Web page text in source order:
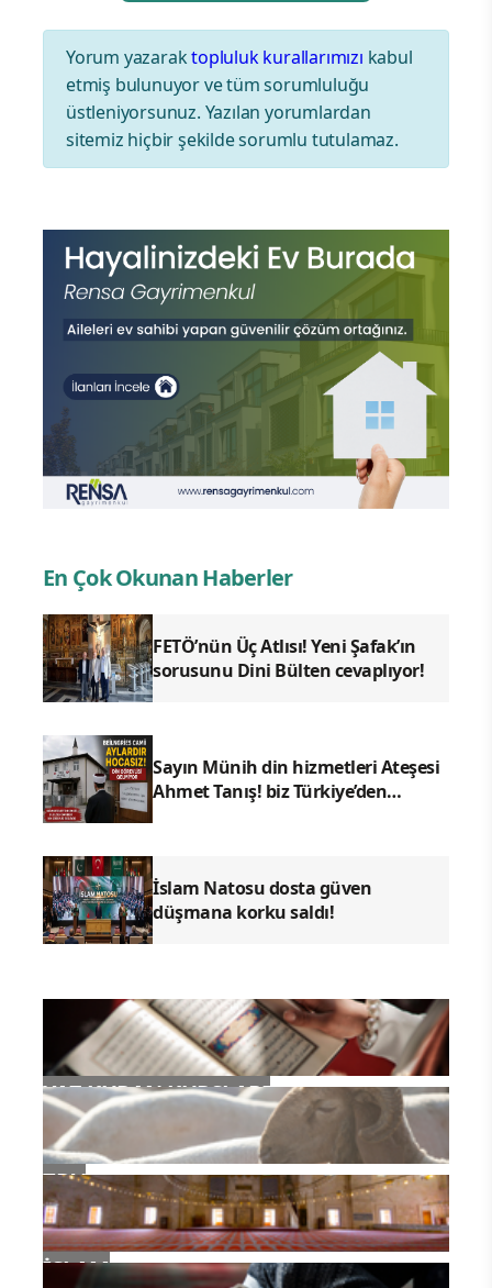
Yorum yazaraktopluluk kurallarımızı kabul
etmiş bulunuyor ve tüm sorumluluğu
üstleniyorsunuz. Yazılan yorumlardan
sitemiz hiçbir şekilde sorumlu tutulamaz.
En Çok Okunan Haberler
FETÖ’nün Üç Atlısı! Yeni Şafak’ın
sorusunu Dini Bülten cevaplıyor!
Sayın Münih din hizmetleri Ateşesi
Ahmet Tanış! biz Türkiye’den
İslam Natosu dosta güven
düşmana korku saldı!
YAZ KURAN KURSLARI
TDV
İSLAM